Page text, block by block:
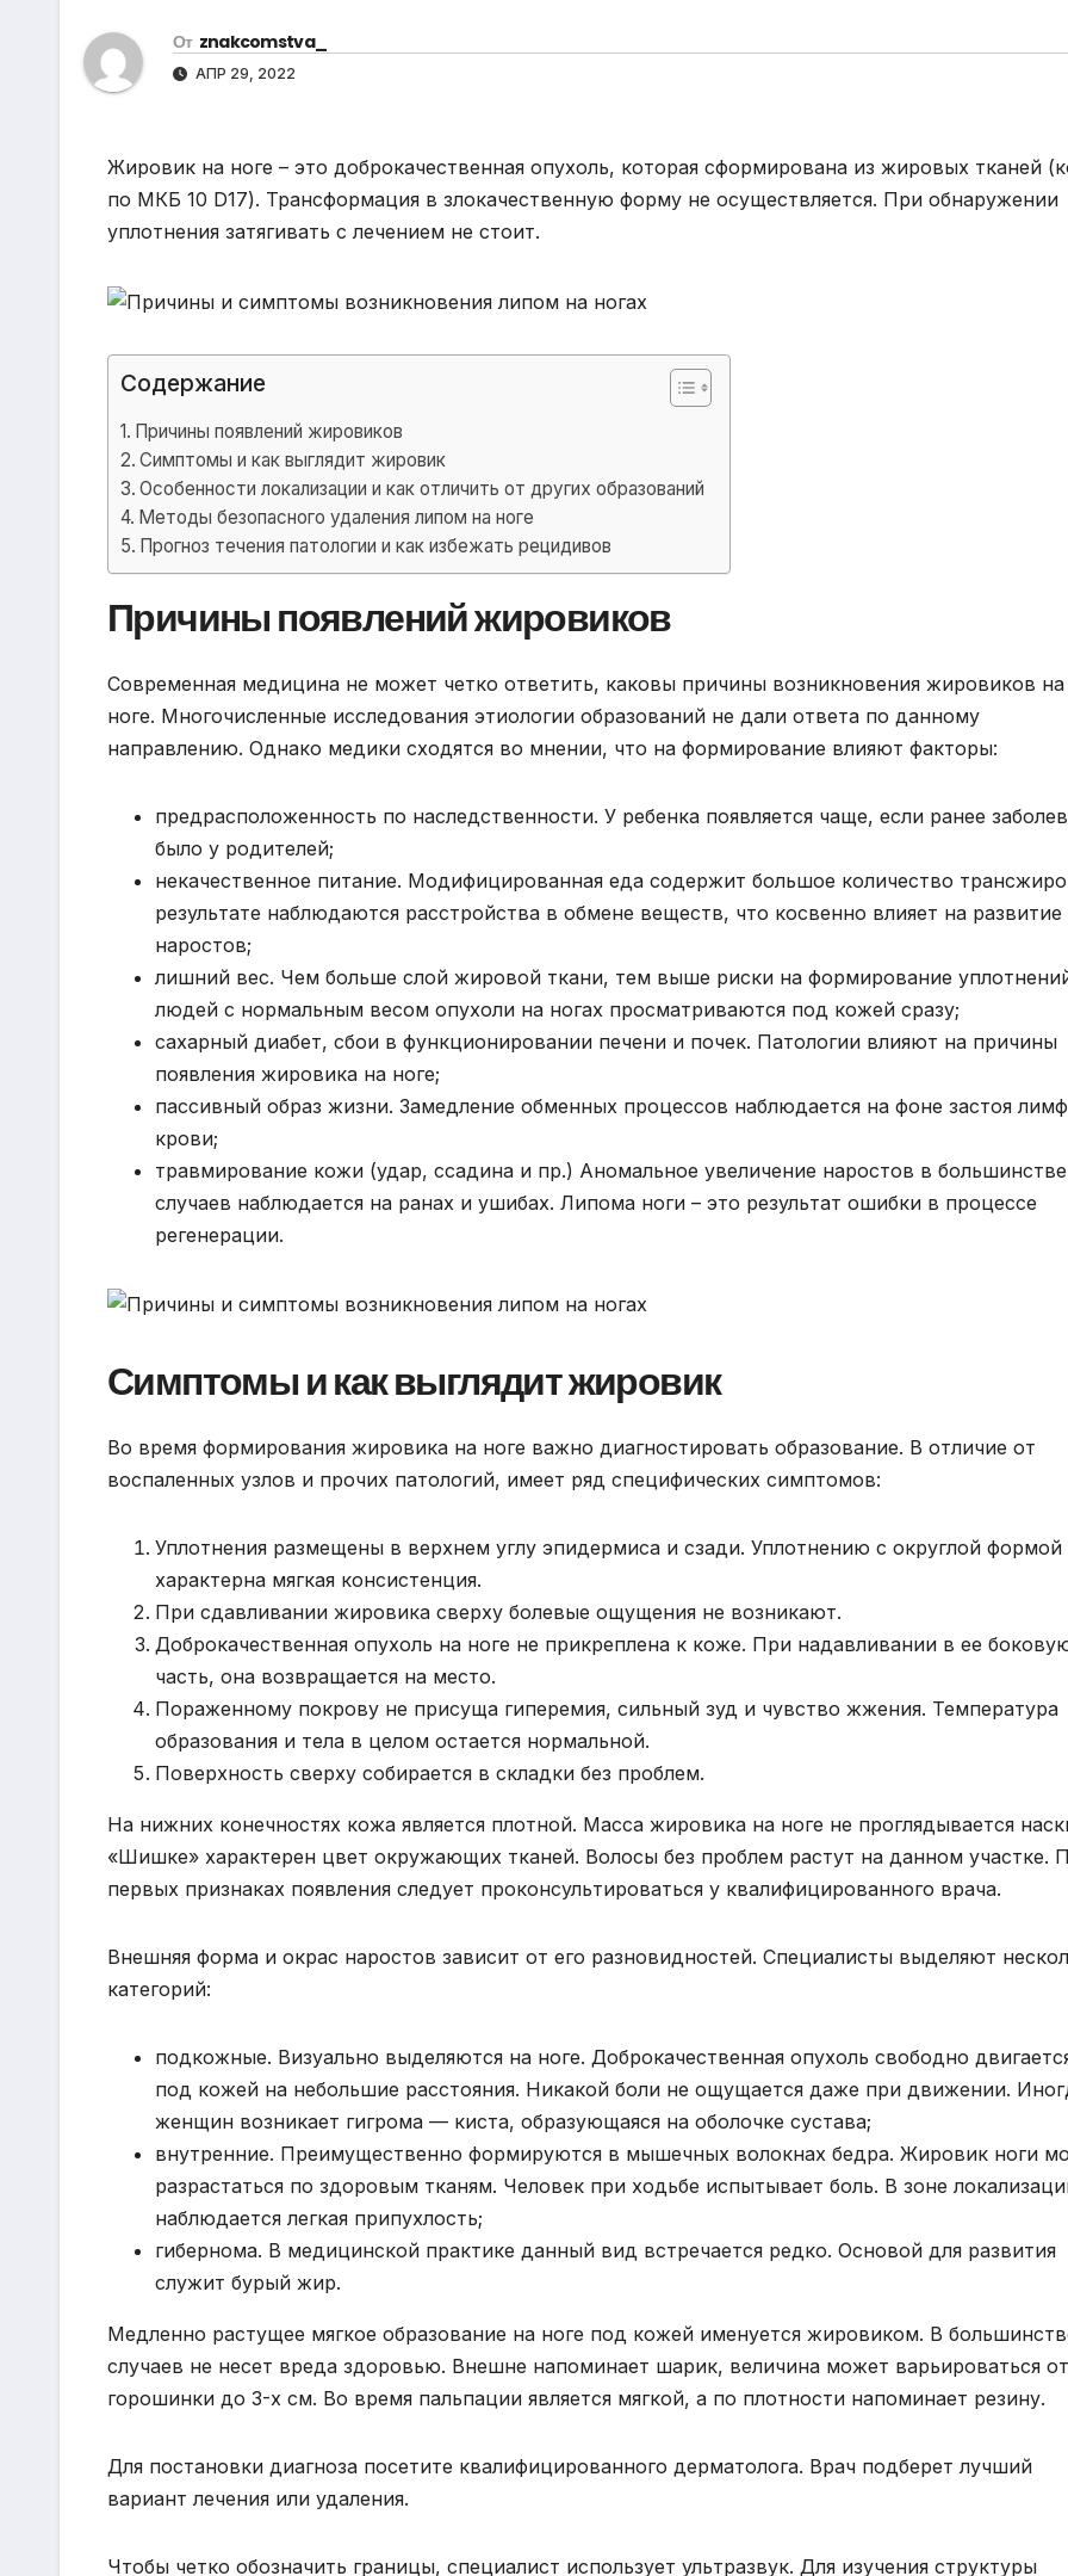
От znakcomstva_
АПР 29, 2022
Жировик на ноге – это доброкачественная опухоль, которая сформирована из жировых тканей
по МКБ 10 D17). Трансформация в злокачественную форму не осуществляется. При обнаружении
уплотнения затягивать с лечением не стоит.
Содержание
Причины появлений жировиков
Симптомы и как выглядит жировик
Особенности локализации и как отличить от других образований
Методы безопасного удаления липом на ноге
Прогноз течения патологии и как избежать рецидивов
Причины появлений жировиков
Современная медицина не может четко ответить, каковы причины возникновения жировиков на
ноге. Многочисленные исследования этиологии образований не дали ответа по данному
направлению. Однако медики сходятся во мнении, что на формирование влияют факторы:
предрасположенность по наследственности. У ребенка появляется чаще, если ранее
было у родителей;
некачественное питание. Модифицированная еда содержит большое количество
результате наблюдаются расстройства в обмене веществ, что косвенно влияет на развитие
наростов;
лишний вес. Чем больше слой жировой ткани, тем выше риски на формирование
людей с нормальным весом опухоли на ногах просматриваются под кожей сразу;
сахарный диабет, сбои в функционировании печени и почек. Патологии влияют на причины
появления жировика на ноге;
пассивный образ жизни. Замедление обменных процессов наблюдается на фоне застоя
крови;
травмирование кожи (удар, ссадина и пр.) Аномальное увеличение наростов в большинстве
случаев наблюдается на ранах и ушибах. Липома ноги – это результат ошибки в процессе
регенерации.
Симптомы и как выглядит жировик
Во время формирования жировика на ноге важно диагностировать образование. В отличие от
воспаленных узлов и прочих патологий, имеет ряд специфических симптомов:
Уплотнения размещены в верхнем углу эпидермиса и сзади. Уплотнению с округлой формой
характерна мягкая консистенция.
При сдавливании жировика сверху болевые ощущения не возникают.
Доброкачественная опухоль на ноге не прикреплена к коже. При надавливании в ее
часть, она возвращается на место.
Пораженному покрову не присуща гиперемия, сильный зуд и чувство жжения. Температура
образования и тела в целом остается нормальной.
Поверхность сверху собирается в складки без проблем.
На нижних конечностях кожа является плотной. Масса жировика на ноге не проглядывается
«Шишке» характерен цвет окружающих тканей. Волосы без проблем растут на данном участке.
первых признаках появления следует проконсультироваться у квалифицированного врача.
Внешняя форма и окрас наростов зависит от его разновидностей. Специалисты выделяют
категорий:
подкожные. Визуально выделяются на ноге. Доброкачественная опухоль свободно
под кожей на небольшие расстояния. Никакой боли не ощущается даже при движении.
женщин возникает гигрома — киста, образующаяся на оболочке сустава;
внутренние. Преимущественно формируются в мышечных волокнах бедра. Жировик ноги
разрастаться по здоровым тканям. Человек при ходьбе испытывает боль. В зоне
наблюдается легкая припухлость;
гибернома. В медицинской практике данный вид встречается редко. Основой для развития
служит бурый жир.
Медленно растущее мягкое образование на ноге под кожей именуется жировиком. В
случаев не несет вреда здоровью. Внешне напоминает шарик, величина может варьироваться от
горошинки до 3-х см. Во время пальпации является мягкой, а по плотности напоминает резину.
Для постановки диагноза посетите квалифицированного дерматолога. Врач подберет лучший
вариант лечения или удаления.
Чтобы четко обозначить границы, специалист использует ультразвук. Для изучения структуры